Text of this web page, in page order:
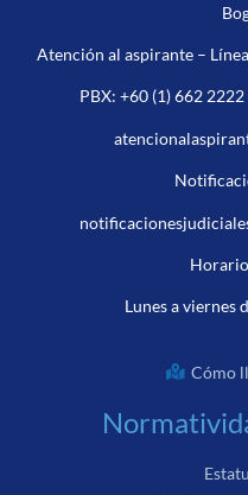
Atención al aspirante –
PBX: +60 (1) 662 2222
Lunes a viernes
Cómo